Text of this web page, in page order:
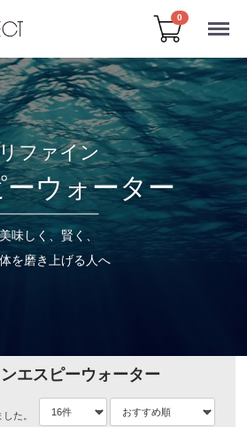
0
ファイン
ーウォーター
美味しく、賢く、
を磨き上げる人へ
エスピーウォーター
た。